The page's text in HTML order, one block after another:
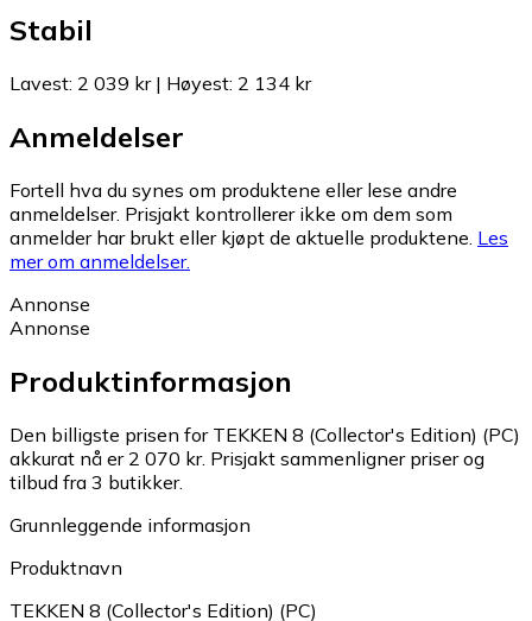
Stabil
Lavest: 2 039 kr| Høyest: 2 134 kr
Anmeldelser
Fortell hva du synes om produktene eller lese andre
anmeldelser. Prisjakt kontrollerer ikke om dem som
anmelder har brukt eller kjøpt de aktuelle produktene. Les
mer om anmeldelser.
Annonse
Annonse
Produktinformasjon
Den billigste prisen for TEKKEN 8 (Collector's Edition) (PC)
akkurat nå er 2 070 kr. Prisjakt sammenligner priser og
tilbud fra 3 butikker.
Grunnleggende informasjon
Produktnavn
TEKKEN 8 (Collector's Edition) (PC)